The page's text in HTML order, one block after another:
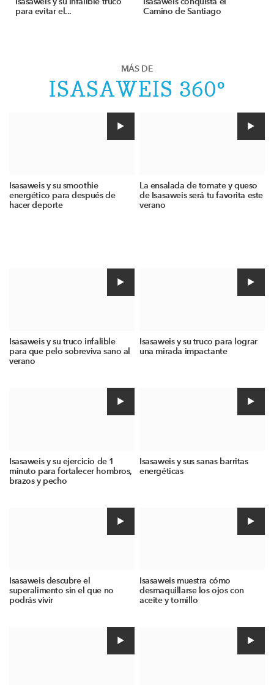
para evitar el...
Camino de Santiago
MÁS DE
ISASAWEIS 360º
Isasaweis y su smoothie
energético para después de
hacer deporte
La ensalada de tomate y queso
de Isasaweis será tu favorita este
verano
Isasaweis y su truco infalible
para que pelo sobreviva sano al
verano
Isasaweis y su truco para lograr
una mirada impactante
Isasaweis y su ejercicio de 1
minuto para fortalecer hombros,
brazos y pecho
Isasaweis y sus sanas barritas
energéticas
Isasaweis descubre el
superalimento sin el que no
podrás vivir
Isasaweis muestra cómo
desmaquillarse los ojos con
aceite y tomillo